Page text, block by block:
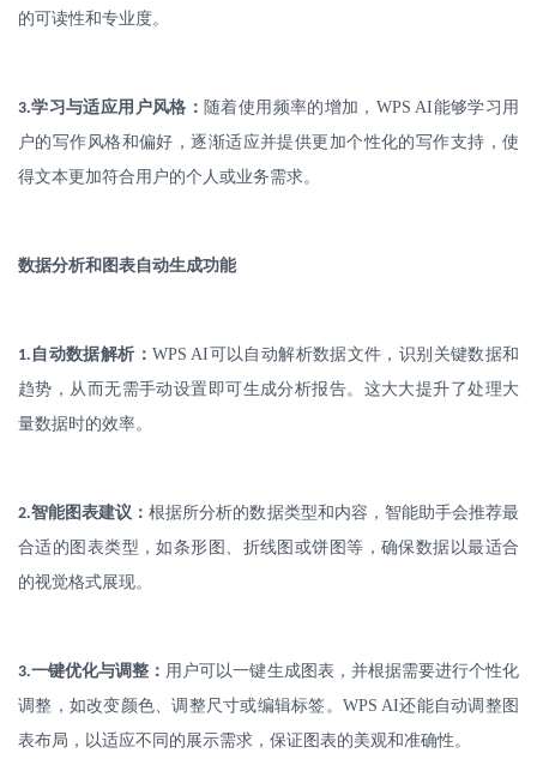
的可读性和专业度。
3.学习与适应用户风格： 随着使用频率的增加， WPS AI能够学习用
户的写作风格和偏好，逐渐适应并提供更加个性化的写作支持，使
得文本更加符合用户的个人或业务需求。
数据分析和图表自动生成功能
1. 自动数据解析： WPS AI可以自动解析数据文件，识别关键数据和
趋势，从而无需手动设置即可生成分析报告。这大大提升了处理大
量数据时的效率。
2.智能图表建议：根据所分析的数据类型和内容，智能助手会推荐最
合适的图表类型，如条形图、折线图或饼图等，确保数据以最适合
的视觉格式展现。
3.一键优化与调整： 用户可以一键生成图表，并根据需要进行个性化
调整，如改变颜色、调整尺寸或编辑标签。 WPS AI还能自动调整图
表布局，以适应不同的展示需求，保证图表的美观和准确性。